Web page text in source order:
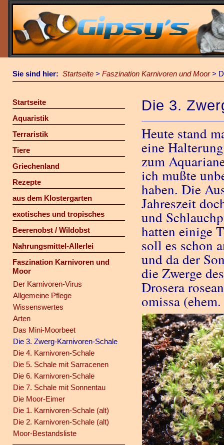
Sie sind hier: Startseite > Faszination Karnivoren und Moor>
Startseite
Aquaristik
Terraristik
Tiere
Griechenland
Rezepte
aus dem Klostergarten
exotisches und tropisches
Beerenobst / Wildobst
Nahrungsmittel-Allerlei
Faszination Karnivoren und
Moor
Der Karnivoren-Virus
Allgemeine Pflege
Wissenswertes
Arten
Das Mini-Moorbeet
Die 3. Zwerg-Karnivoren-Schale
Die 4. Karnivoren-Schale
Die 5. Schale mit Sarracenen
Die 6. Karnivoren-Schale
Die 7. Schale mit Sonnentau
Die Moor-Eimer
Die 1. Karnivoren-Schale (alt)
Die 2. Karnivoren-Schale (alt)
Moor-Bestandsliste
Die 3.
Heute stand
eine
zum
ich mußte
haben. Die
Jahreszeit
und
hatten einige
soll es schon
und da der
die Zwerge
Drosera
omissa